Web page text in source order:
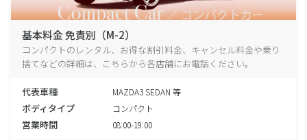
基本料金 免責別（M-2）
コンパクトのレンタル、お得な割引料金、キャンセル料金や乗り
捨てなどの詳細は、こちらから各店舗にお電話ください。
代表車種 MAZDA3 SEDAN 等
ボディタイプ コンパクト
営業時間 08:00-19:00